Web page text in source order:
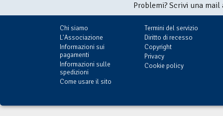
Problemi? Scrivi una
Chi siamo
L'Associazione
Informazioni sui
pagamenti
Informazioni sulle
spedizioni
Come usare il sito
Termini del servizio
Diritto di recesso
Copyright
Privacy
Cookie policy